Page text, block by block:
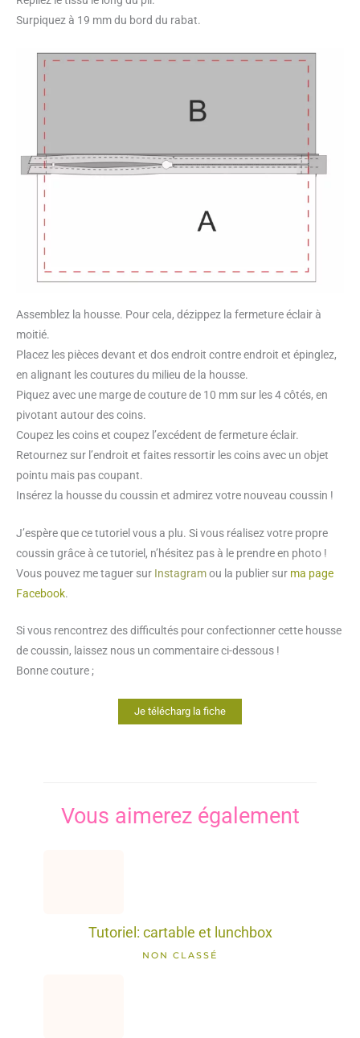
Surpiquez à 19 mm du bord du rabat.
Assemblez la housse. Pour cela, dézippez la fermeture éclair à
moitié.
Placez les pièces devant et dos endroit contre endroit et épinglez,
en alignant les coutures du milieu de la housse.
Piquez avec une marge de couture de 10 mm sur les 4 côtés, en
pivotant autour des coins.
Coupez les coins et coupez l’excédent de fermeture éclair.
Retournez sur l’endroit et faites ressortir les coins avec un objet
pointu mais pas coupant.
Insérez la housse du coussin et admirez votre nouveau coussin !
J’espère que ce tutoriel vous a plu. Si vous réalisez votre propre
coussin grâce à ce tutoriel, n’hésitez pas à le prendre en photo !
Vous pouvez me taguer sur Instagramou la publier sur ma page
Facebook.
Si vous rencontrez des difficultés pour confectionner cette housse
de coussin, laissez nous un commentaire ci-dessous !
Bonne couture ;
Je télécharg la fiche
Vous aimerez également
Tutoriel: cartable et lunchbox
NON CLASSÉ